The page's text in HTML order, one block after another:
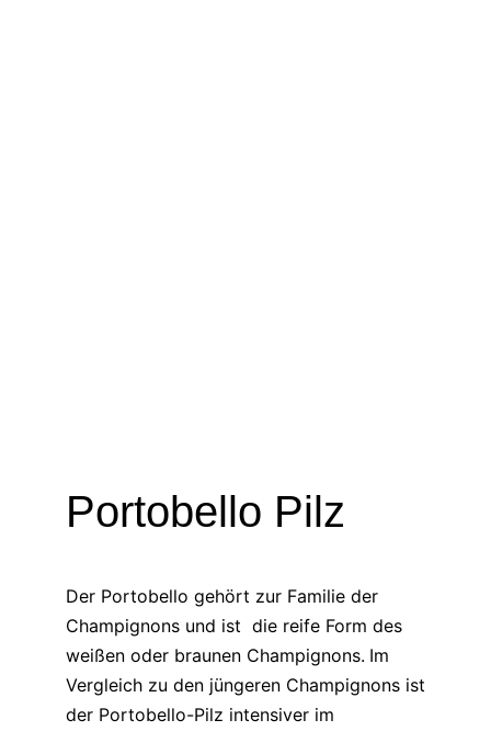
Portobello Pilz
Der Portobello gehört zur Familie der
Champignons und ist die reife Form des
weißen oder braunen Champignons. Im
Vergleich zu den jüngeren Champignons ist
der Portobello-Pilz intensiver im